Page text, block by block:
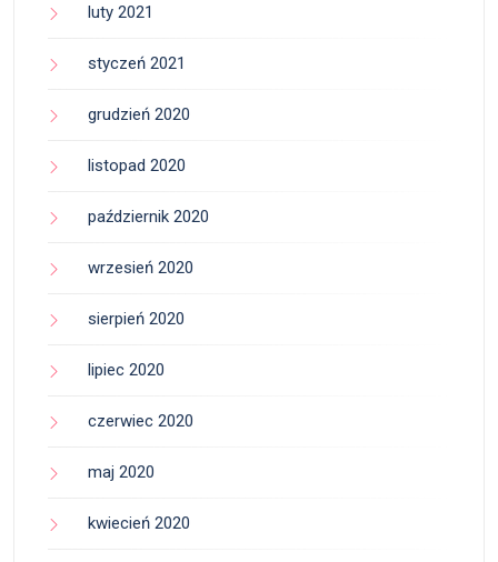
luty 2021
styczeń 2021
grudzień 2020
listopad 2020
październik 2020
wrzesień 2020
sierpień 2020
lipiec 2020
czerwiec 2020
maj 2020
kwiecień 2020